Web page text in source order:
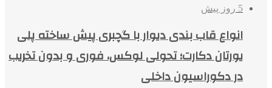
5 روز پیش
انواع قاب بندی دیوار با گچبری پیش ساخته پلی
یورتان دکارت؛ تحولی لوکس، فوری و بدون تخریب
در دکوراسیون داخلی